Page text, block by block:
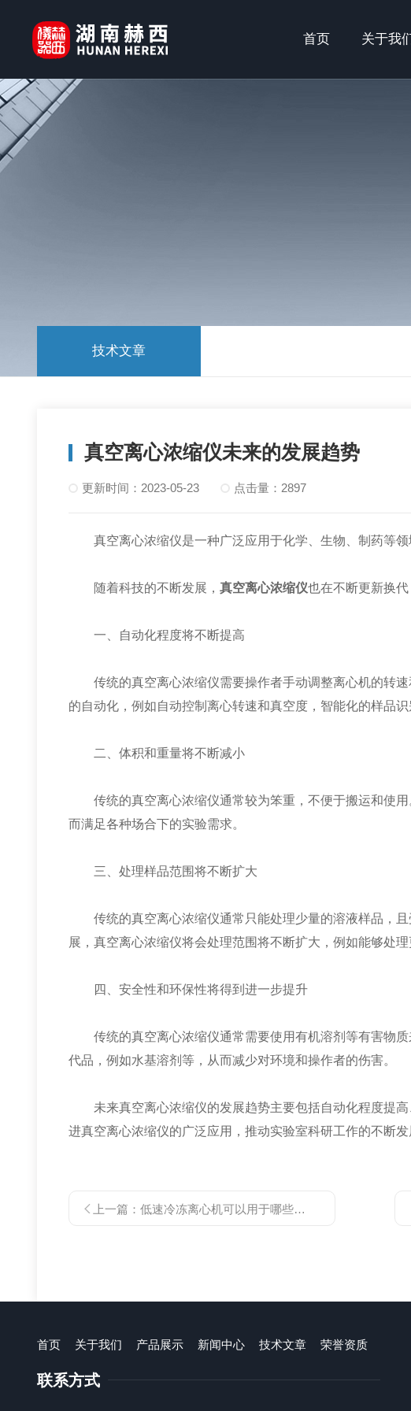
首页 关于我
技术文章
真空离心浓缩仪未来的发展趋势
更新时间：2023-05-23 点击量：2897
真空离心浓缩仪是一种广泛应用于化学、生物、制药等领
随着科技的不断发展，真空离心浓缩仪也在不断更新换
一、自动化程度将不断提高
传统的真空离心浓缩仪需要操作者手动调整离心机的转速
的自动化，例如自动控制离心转速和真空度，智能化的样品
二、体积和重量将不断减小
传统的真空离心浓缩仪通常较为笨重，不便于搬运和使用
而满足各种场合下的实验需求。
三、处理样品范围将不断扩大
传统的真空离心浓缩仪通常只能处理少量的溶液样品，且
展，真空离心浓缩仪将会处理范围将不断扩大，例如能够处
四、安全性和环保性将得到进一步提升
传统的真空离心浓缩仪通常需要使用有机溶剂等有害物质
代品，例如水基溶剂等，从而减少对环境和操作者的伤害。
未来真空离心浓缩仪的发展趋势主要包括自动化程度提高
进真空离心浓缩仪的广泛应用，推动实验室科研工作的不断发
上一篇：低速冷冻离心机可以用于哪些应用领域？
首页 关于我们 产品展示 新闻中心 技术文章 荣誉资质
联系方式